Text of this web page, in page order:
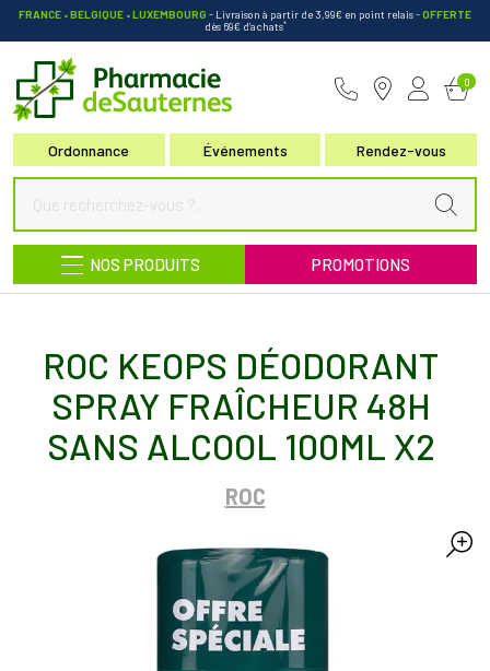
FRANCE • BELGIQUE • LUXEMBOURG - Livraison à partir de 3,99€ en point relais-OFFERTE
dès 69€ d’achats*
Ordonnance Événements Rendez-vous
0
NOS PRODUITS PROMOTIONS
ROC KEOPS DÉODORANT
SPRAY FRAÎCHEUR 48H
SANS ALCOOL 100ML X2
ROC